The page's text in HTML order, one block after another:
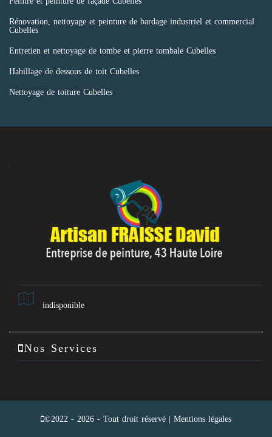
Rénovation, nettoyage et peinture de bardage industriel et commercial
Cubelles
Entretien et nettoyage de tombe et pierre tombale Cubelles
Habillage de dessous de toit Cubelles
Nettoyage de toiture Cubelles
indisponible
Nos Services
©2022 - 2026 - Tout droit réservé | Mentions légales